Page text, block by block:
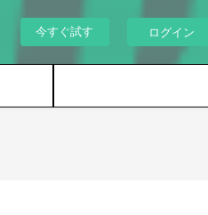
今すぐ試す ログイン